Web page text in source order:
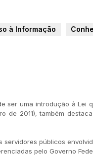
à Informação
ser uma introdução à Lei
de 2011), também
públicos
pelo Governo